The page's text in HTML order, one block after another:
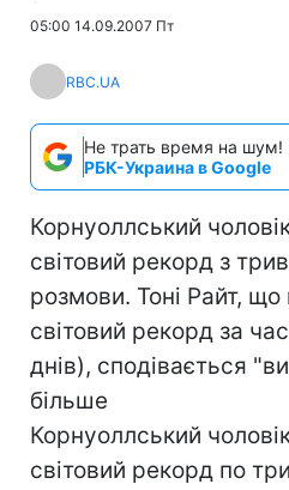
05:00 14.09.2007 Пт
RBC.UA
Не трать время на шум!
РБК-Украина в Google
Корнуоллський
світовий рекорд з
розмови. Тоні Райт,
світовий рекорд за
днів), сподівається
більше
Корнуоллський
світовий рекорд по